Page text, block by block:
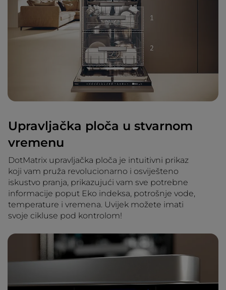
Upravljačka ploča u stvarnom
vremenu
DotMatrix upravljačka ploča je intuitivni prikaz
koji vam pruža revolucionarno i osviješteno
iskustvo pranja, prikazujući vam sve potrebne
informacije poput Eko indeksa, potrošnje vode,
temperature i vremena. Uvijek možete imati
svoje cikluse pod kontrolom!